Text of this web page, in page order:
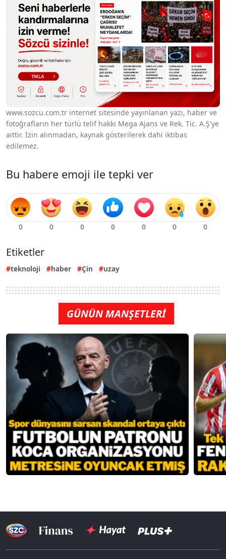
www.sozcu.com.tr internet sitesinde yayınlanan yazı, haber ve
fotoğrafların her türlü telif hakkı Mega Ajans ve Rek. Tic. A.Ş'ye
aittir. İzin alınmadan, kaynak gösterilerek dahi iktibas
edilemez.
Bu habere emoji ile tepki ver
Etiketler
teknoloji haber Çin uzay
GÜNÜN MANŞETLERİ